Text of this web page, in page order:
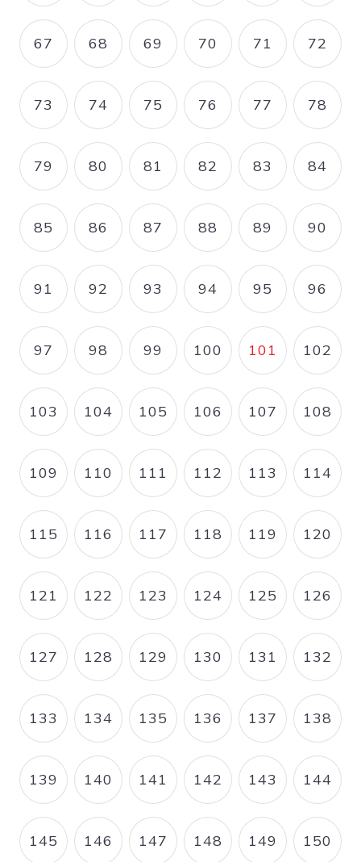
PAGE
67 PAGE
68 PAGE
69 PAGE
70 PAGE
71 PAGE
72
PAGE
73 PAGE
74 PAGE
75 PAGE
76 PAGE
77 PAGE
78
PAGE
79 PAGE
80 PAGE
81 PAGE
82 PAGE
83 PAGE
84
PAGE
85 PAGE
86 PAGE
87 PAGE
88 PAGE
89 PAGE
90
PAGE
91 PAGE
92 PAGE
93 PAGE
94 PAGE
95 PAGE
96
PAGE
97 PAGE
98 PAGE
99 PAGE
100 PAGE
101 PAGE
102
PAGE
103 PAGE
104 PAGE
105 PAGE
106 PAGE
107 PAGE
108
PAGE
109 PAGE
110 PAGE
111 PAGE
112 PAGE
113 PAGE
114
PAGE
115 PAGE
116 PAGE
117 PAGE
118 PAGE
119 PAGE
120
PAGE
121 PAGE
122 PAGE
123 PAGE
124 PAGE
125 PAGE
126
PAGE
127 PAGE
128 PAGE
129 PAGE
130 PAGE
131 PAGE
132
PAGE
133 PAGE
134 PAGE
135 PAGE
136 PAGE
137 PAGE
138
PAGE
139 PAGE
140 PAGE
141 PAGE
142 PAGE
143 PAGE
144
PAGE
145 PAGE
146 PAGE
147 PAGE
148 PAGE
149 PAGE
150